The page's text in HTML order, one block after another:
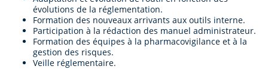
évolutions de la réglementation.
Formation des nouveaux arrivants aux outils interne.
Participation à la rédaction des manuel administrateur.
Formation des équipes à la pharmacovigilance et à la
gestion des risques.
Veille réglementaire.